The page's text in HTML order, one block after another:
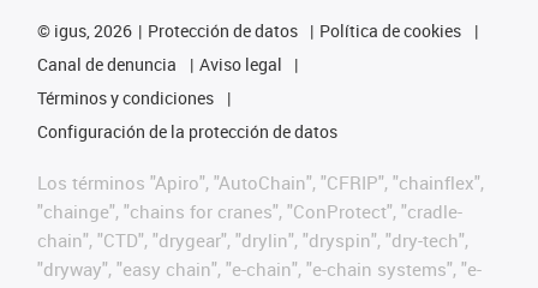
© igus, 2026 Protección de datos
Política de cookies
Canal de denuncia
Aviso legal
Términos y condiciones
Configuración de la protección de datos
Los términos "Apiro", "AutoChain", "CFRIP", "chainflex",
"chainge", "chains for cranes", "ConProtect", "cradle-
chain", "CTD", "drygear", "drylin", "dryspin", "dry-tech",
"dryway", "easy chain", "e-chain", "e-chain systems", "e-